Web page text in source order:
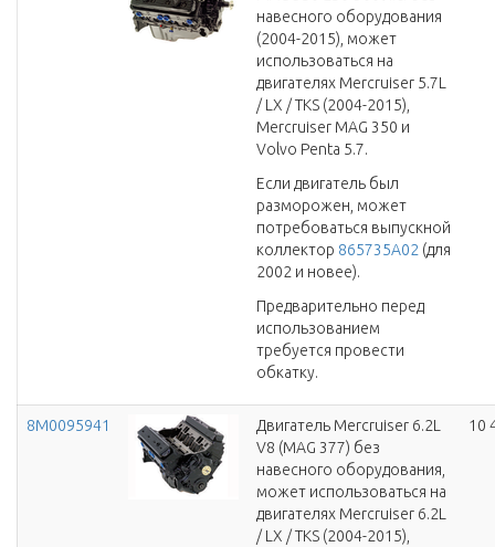
навесного оборудования
(2004-2015), может
использоваться на
двигателях Mercruiser 5.7L
/ LX / TKS (2004-2015),
Mercruiser MAG 350 и
Volvo Penta 5.7.
Если двигатель был
разморожен, может
потребоваться выпускной
коллектор 865735A02 (для
2002 и новее).
Предварительно перед
использованием
требуется провести
обкатку.
8M0095941
Двигатель Mercruiser 6.2L
V8 (MAG 377) без
навесного оборудования,
может использоваться на
двигателях Mercruiser 6.2L
/ LX / TKS (2004-2015),
10